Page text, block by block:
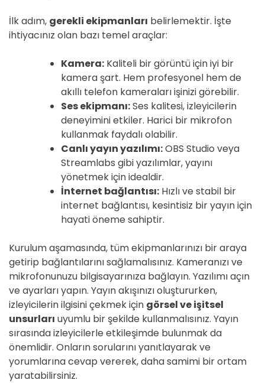
İlk adım, gerekli ekipmanları belirlemektir. İşte
ihtiyacınız olan bazı temel araçlar:
Kamera: Kaliteli bir görüntü için iyi bir
kamera şart. Hem profesyonel hem de
akıllı telefon kameraları işinizi görebilir.
Ses ekipmanı:Ses kalitesi, izleyicilerin
deneyimini etkiler. Harici bir mikrofon
kullanmak faydalı olabilir.
Canlı yayın yazılımı:OBS Studio veya
Streamlabs gibi yazılımlar, yayını
yönetmek için idealdir.
İnternet bağlantısı: Hızlı ve stabil bir
internet bağlantısı, kesintisiz bir yayın için
hayati öneme sahiptir.
Kurulum aşamasında, tüm ekipmanlarınızı bir araya
getirip bağlantılarını sağlamalısınız. Kameranızı ve
mikrofonunuzu bilgisayarınıza bağlayın. Yazılımı açın
ve ayarları yapın. Yayın akışınızı oluştururken,
izleyicilerin ilgisini çekmek için görsel ve işitsel
unsurları uyumlu bir şekilde kullanmalısınız. Yayın
sırasında izleyicilerle etkileşimde bulunmak da
önemlidir. Onların sorularını yanıtlayarak ve
yorumlarına cevap vererek, daha samimi bir ortam
yaratabilirsiniz.